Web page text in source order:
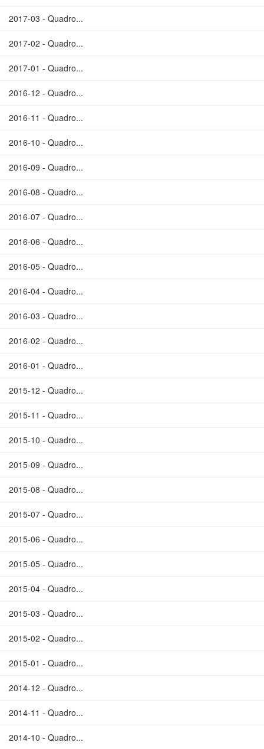
2017-03 - Quadro...
2017-02 - Quadro...
2017-01 - Quadro...
2016-12 - Quadro...
2016-11 - Quadro...
2016-10 - Quadro...
2016-09 - Quadro...
2016-08 - Quadro...
2016-07 - Quadro...
2016-06 - Quadro...
2016-05 - Quadro...
2016-04 - Quadro...
2016-03 - Quadro...
2016-02 - Quadro...
2016-01 - Quadro...
2015-12 - Quadro...
2015-11 - Quadro...
2015-10 - Quadro...
2015-09 - Quadro...
2015-08 - Quadro...
2015-07 - Quadro...
2015-06 - Quadro...
2015-05 - Quadro...
2015-04 - Quadro...
2015-03 - Quadro...
2015-02 - Quadro...
2015-01 - Quadro...
2014-12 - Quadro...
2014-11 - Quadro...
2014-10 - Quadro...